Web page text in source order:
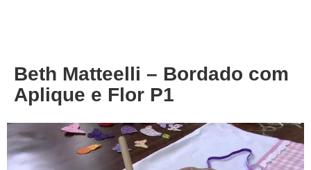
Beth Matteelli – Bordado com
Aplique e Flor P1